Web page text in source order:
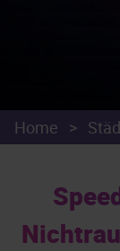
Home >